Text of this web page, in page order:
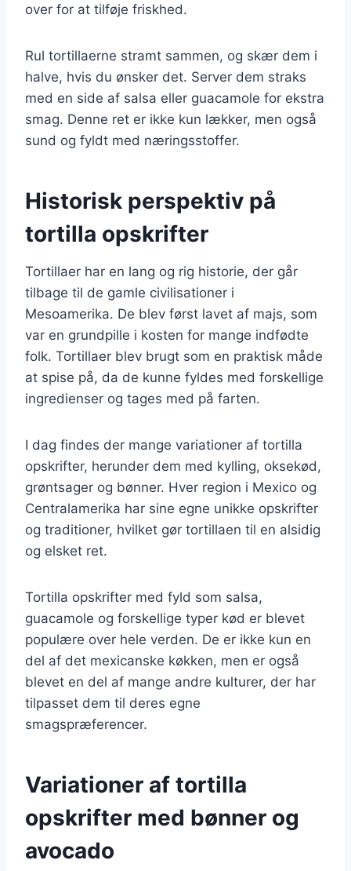
over for at tilføje friskhed.
Rul tortillaerne stramt sammen, og skær dem i
halve, hvis du ønsker det. Server dem straks
med en side af salsa eller guacamole for ekstra
smag. Denne ret er ikke kun lækker, men også
sund og fyldt med næringsstoffer.
Historisk perspektiv på
tortilla opskrifter
Tortillaer har en lang og rig historie, der går
tilbage til de gamle civilisationer i
Mesoamerika. De blev først lavet af majs, som
var en grundpille i kosten for mange indfødte
folk. Tortillaer blev brugt som en praktisk måde
at spise på, da de kunne fyldes med forskellige
ingredienser og tages med på farten.
I dag findes der mange variationer af tortilla
opskrifter, herunder dem med kylling, oksekød,
grøntsager og bønner. Hver region i Mexico og
Centralamerika har sine egne unikke opskrifter
og traditioner, hvilket gør tortillaen til en alsidig
og elsket ret.
Tortilla opskrifter med fyld som salsa,
guacamole og forskellige typer kød er blevet
populære over hele verden. De er ikke kun en
del af det mexicanske køkken, men er også
blevet en del af mange andre kulturer, der har
tilpasset dem til deres egne
smagspræferencer.
Variationer af tortilla
opskrifter med bønner og
avocado